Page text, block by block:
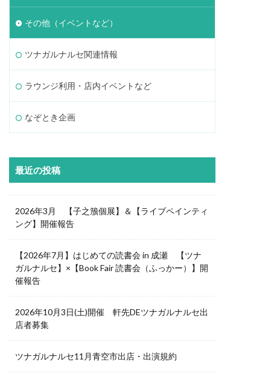
その他（イベントなど）
ツナガルナルセ関連情報
ラウンジ利用・店内イベントなど
なぞとき企画
最近の投稿
2026年3月 【子之籏個展】＆【ライブペインティ
ング】開催報告
【2026年7月】はじめての読書会 in 成瀬 【ツナ
ガルナルセ】×【Book Fair 読書会（ふっかー）】開
催報告
2026年10月3日(土)開催 軒先DEツナガルナルセ出
店者募集
ツナガルナルセ11月青空市出店・出演規約